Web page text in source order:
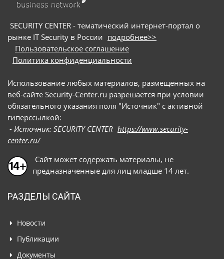
SECURITY CENTER - тематический интернет-портал о
рынке IT Security в России подробнее>>
Пользовательское соглашение
Политика конфиденциальности
Использование любых материалов, размещенных на
веб-сайте Security-Center.ru разрешается при условии
обязательного указания поля "Источник" с активной
гиперссылкой:
- Источник: SECURITY CENTER https://www.security-
center.ru/
Сайт может содержать материалы, не
предназначенные для лиц младше 14 лет.
РАЗДЕЛЫ САЙТА
Новости
Публикации
Документы